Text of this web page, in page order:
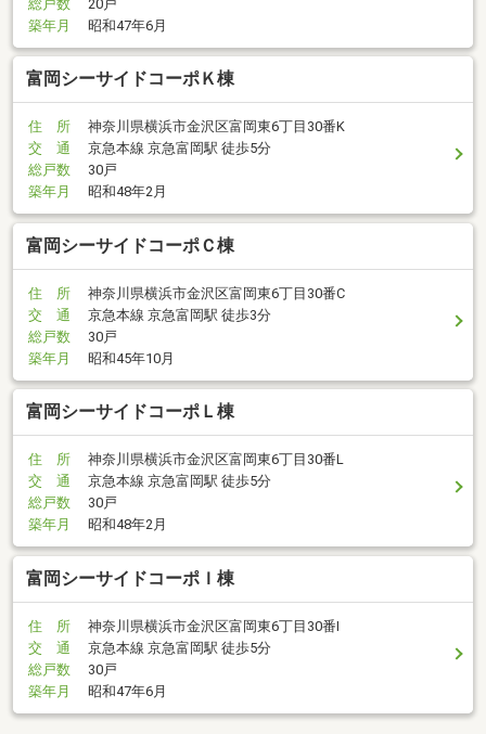
総戸数
20戸
築年月
昭和47年6月
富岡シーサイドコーポＫ棟
住 所
神奈川県横浜市金沢区富岡東6丁目30番K
交 通
京急本線 京急富岡駅 徒歩5分
総戸数
30戸
築年月
昭和48年2月
富岡シーサイドコーポＣ棟
住 所
神奈川県横浜市金沢区富岡東6丁目30番C
交 通
京急本線 京急富岡駅 徒歩3分
総戸数
30戸
築年月
昭和45年10月
富岡シーサイドコーポＬ棟
住 所
神奈川県横浜市金沢区富岡東6丁目30番L
交 通
京急本線 京急富岡駅 徒歩5分
総戸数
30戸
築年月
昭和48年2月
富岡シーサイドコーポＩ棟
住 所
神奈川県横浜市金沢区富岡東6丁目30番I
交 通
京急本線 京急富岡駅 徒歩5分
総戸数
30戸
築年月
昭和47年6月